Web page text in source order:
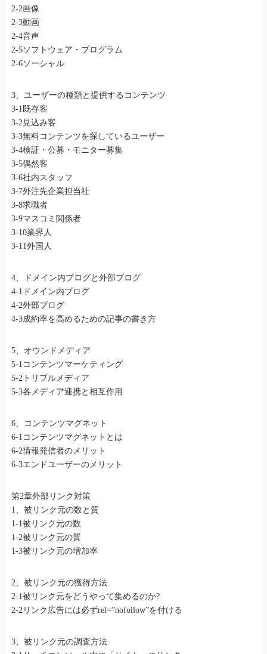
2-2画像
2-3動画
2-4音声
2-5ソフトウェア・プログラム
2-6ソーシャル
3、ユーザーの種類と提供するコンテンツ
3-1既存客
3-2見込み客
3-3無料コンテンツを探しているユーザー
3-4検証・公募・モニター募集
3-5偶然客
3-6社内スタッフ
3-7外注先企業担当社
3-8求職者
3-9マスコミ関係者
3-10業界人
3-11外国人
4、ドメイン内ブログと外部ブログ
4-1ドメイン内ブログ
4-2外部ブログ
4-3成約率を高めるための記事の書き方
5、オウンドメディア
5-1コンテンツマーケティング
5-2トリプルメディア
5-3各メディア連携と相互作用
6、コンテンツマグネット
6-1コンテンツマグネットとは
6-2情報発信者のメリット
6-3エンドユーザーのメリット
第2章外部リンク対策
1、被リンク元の数と質
1-1被リンク元の数
1-2被リンク元の質
1-3被リンク元の増加率
2、被リンク元の獲得方法
2-1被リンク元をどうやって集めるのか?
2-2リンク広告には必ずrel=”nofollow”を付ける
3、被リンク元の調査方法